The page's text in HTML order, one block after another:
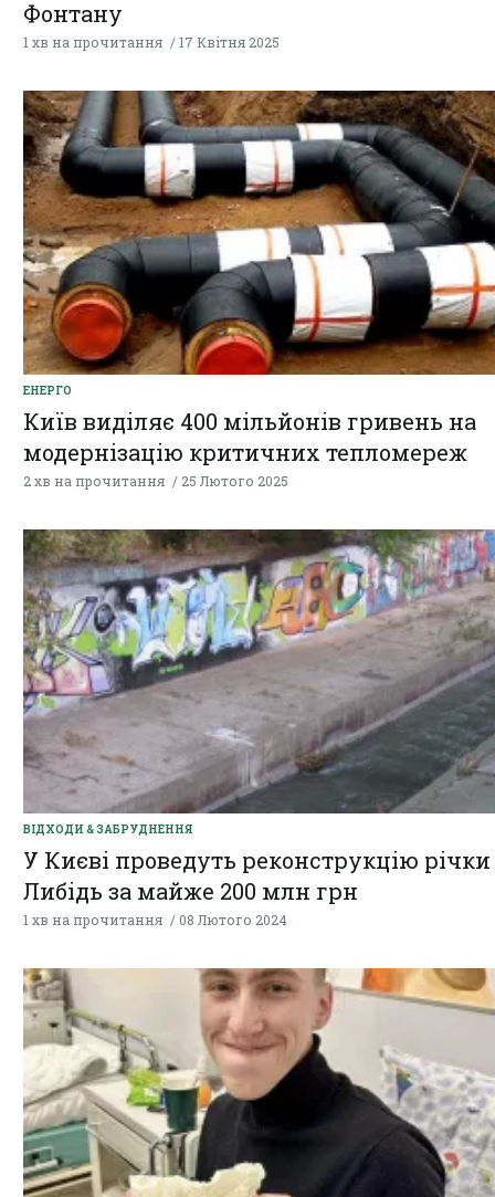
Фонтану
1 хв на прочитання 17 Квітня 2025
ЕНЕРГО
Київ виділяє 400 мільйонів гривень на
модернізацію критичних тепломереж
2 хв на прочитання 25 Лютого 2025
ВІДХОДИ & ЗАБРУДНЕННЯ
У Києві проведуть реконструкцію річки
Либідь за майже 200 млн грн
1 хв на прочитання 08 Лютого 2024